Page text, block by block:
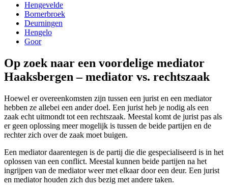
Hengevelde
Bornerbroek
Deurningen
Hengelo
Goor
Op zoek naar een voordelige mediator
Haaksbergen – mediator vs. rechtszaak
Hoewel er overeenkomsten zijn tussen een jurist en een mediator
hebben ze allebei een ander doel. Een jurist heb je nodig als een
zaak echt uitmondt tot een rechtszaak. Meestal komt de jurist pas als
er geen oplossing meer mogelijk is tussen de beide partijen en de
rechter zich over de zaak moet buigen.
Een mediator daarentegen is de partij die die gespecialiseerd is in het
oplossen van een conflict. Meestal kunnen beide partijen na het
ingrijpen van de mediator weer met elkaar door een deur. Een jurist
en mediator houden zich dus bezig met andere taken.